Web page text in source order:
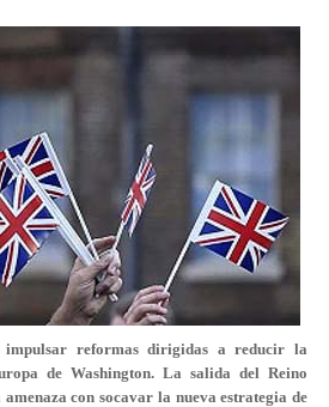
reformas dirigidas a reducir la
de Washington. La salida del Reino
con socavar la nueva estrategia de